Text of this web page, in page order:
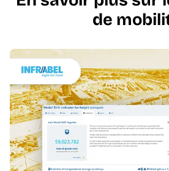
de